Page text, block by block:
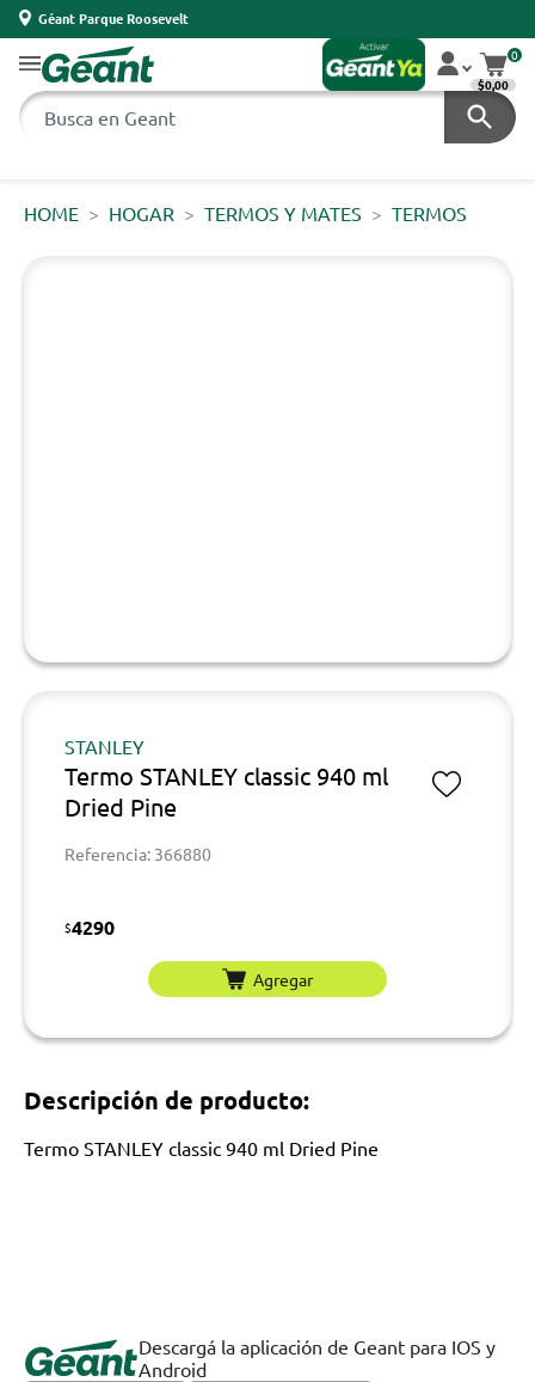
Géant Parque Roosevelt
0
$0,00
HOME HOGAR TERMOS Y MATES TERMOS
STANLEY
Termo STANLEY classic 940 ml
Dried Pine
Referencia: 366880
$4290
Agregar
Descripción de producto:
Termo STANLEY classic 940 ml Dried Pine
Descargá la aplicación de Geant para IOS y
Android